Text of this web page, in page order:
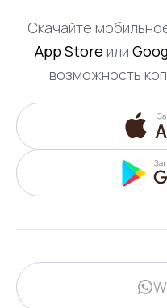
Скачайте
App Store или
возможность